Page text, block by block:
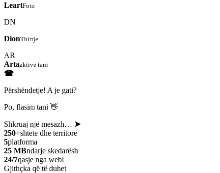
LeartFoto
DN
DionThirrje
AR
Artaaktive tani
☎
Përshëndetje! A je gati?
Po, flasim tani 👋
Shkruaj një mesazh… ➤
250+shtete dhe territore
5platforma
25 MBndarje skedarësh
24/7qasje nga webi
Gjithçka që të duhet